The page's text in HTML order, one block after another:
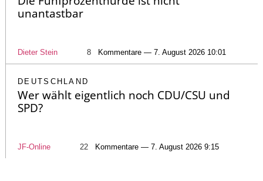
unantastbar
Dieter Stein 8 Kommentare — 7. August 2026 10:01
DEUTSCHLAND
Wer wählt eigentlich noch CDU/CSU und
SPD?
JF-Online 22 Kommentare — 7. August 2026 9:15